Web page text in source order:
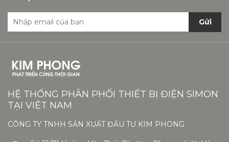
Gửi
HỆ THỐNG PHÂN PHỐI THIẾT BỊ ĐIỆN SIMON
TẠI VIỆT NAM
CÔNG TY TNHH SẢN XUẤT ĐẦU TƯ KIM PHONG